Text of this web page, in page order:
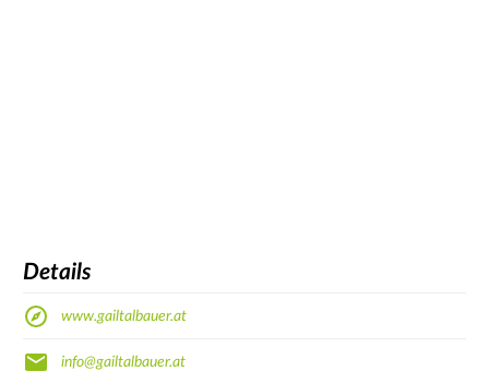
Details
www.gailtalbauer.at
info@gailtalbauer.at